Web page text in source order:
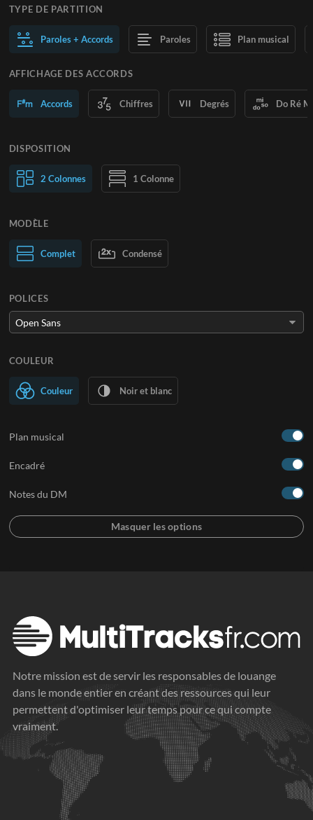
TYPE DE PARTITION
Paroles + Accords Paroles Plan musical
AFFICHAGE DES ACCORDS
Accords Chiffres Degrés Do Ré
DISPOSITION
2 Colonnes 1 Colonne
Normal Large
MODÈLE
Complet Condensé
POLICES
COULEUR
Couleur Noir et blanc
Plan musical
Encadré
Notes du DM
Notre mission est de servir les responsables de louange
dans le monde entier en créant des ressources qui leur
permettent d'optimiser leur temps pour ce qui compte
vraiment.